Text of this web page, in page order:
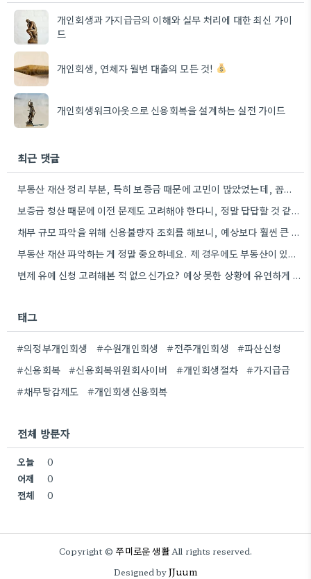
개인회생과 가지급금의 이해와 실무 처리에 대한 최신 가이
드
개인회생, 연체자 월변 대출의 모든 것!
개인회생워크아웃으로 신용회복을 설계하는 실전 가이드
최근 댓글
부동산 재산 정리 부분, 특히 보증금 때문에 고민이 많았었는데, 꼼꼼하게 준비하면 해결할 수 있는 문제들이…
보증금 청산 때문에 이전 문제도 고려해야 한다니, 정말 답답할 것 같아요. 1억 원이라는 큰 금액…
채무 규모 파악을 위해 신용불량자 조회를 해보니, 예상보다 훨씬 큰 금액이었네요. 꼼꼼하게 확인하는 게 중요하겠어요.
부동산 재산 파악하는 게 정말 중요하네요. 제 경우에도 부동산이 있다면 얼마나 더 유리할지 계산해봐야겠어요.
변제 유예 신청 고려해본 적 없으신가요? 예상 못한 상황에 유연하게 대처하는 방법이 될 수 있을…
태그
#의정부개인회생 #수원개인회생 #전주개인회생
#파산신청
#신용회복
#신용회복위원회사이버 #개인회생절차
#가지급금
#채무탕감제도
#개인회생신용회복
전체 방문자
오늘
0
어제
0
전체
0
Copyright ©쭈미로운 생활All rights reserved.
Designed byJJuum